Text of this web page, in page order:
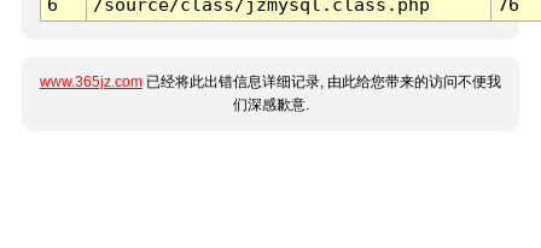
6
/source/class/jzmysql.class.php 76
www.365jz.com 已经将此出错信息详细记录, 由此给您带来的访问不便我
们深感歉意.